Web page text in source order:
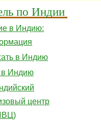
по Индии
в Индию:
в Индию
в Индию
центр